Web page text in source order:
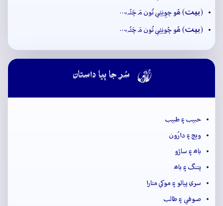
(بيت) ھُو چوِنِئِي تُون مَ چَئُہ،…
(بيت) ھُو چُونِئِي تُون مَ چَئُہ،…
 سُر جا ٻيا داستان
حبيب ۽ طبيب
ويڄ ۽ دارُون
باھ ۽ ساڙو
پتنگ ۽ باھ
سري پيالو ۽ موکي متارا
صوفي ۽ طالب